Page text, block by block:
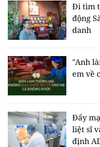
Đi tìm
động
danh
"Anh
em về
Đẩy
liệt sĩ
định